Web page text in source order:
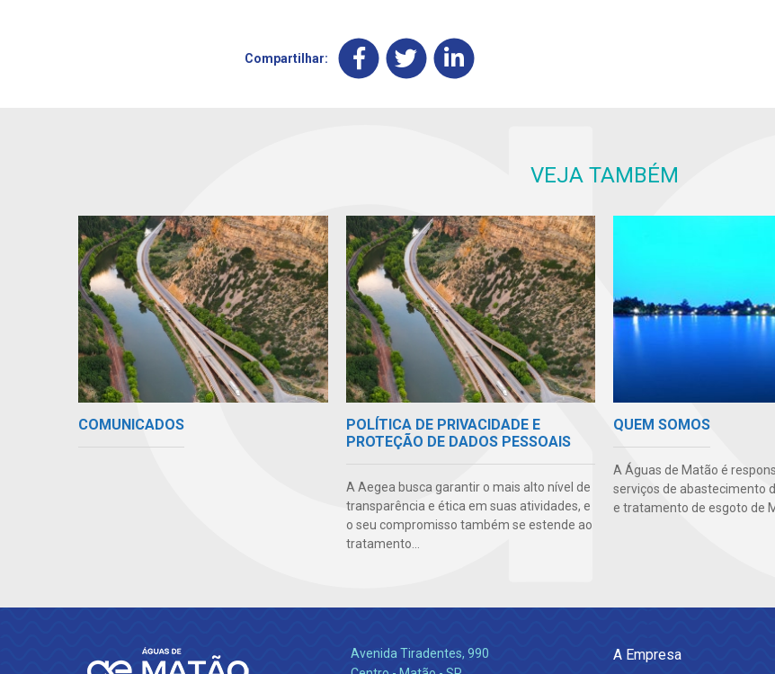
Compartilhar:
VEJA TAMBÉM
COMUNICADOS
POLÍTICA DE PRIVACIDADE E
PROTEÇÃO DE DADOS PESSOAIS
A Aegea busca garantir o mais alto nível de
transparência e ética em suas atividades, e
o seu compromisso também se estende ao
tratamento...
QUEM SOMOS
A Águas de Matão é
serviços de abastecimento
e tratamento de esgoto de
Avenida Tiradentes, 990
A Empresa